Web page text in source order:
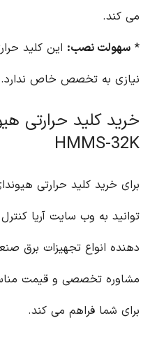
می کند.
* سهولت نصب: این کلید
نیازی به تخصص خاص ندارد.
HMMS-32K
توانید به وب سایت آریا کنترل
دهنده انواع تجهیزات برق
مشاوره تخصصی و قیمت
برای شما فراهم می کند.